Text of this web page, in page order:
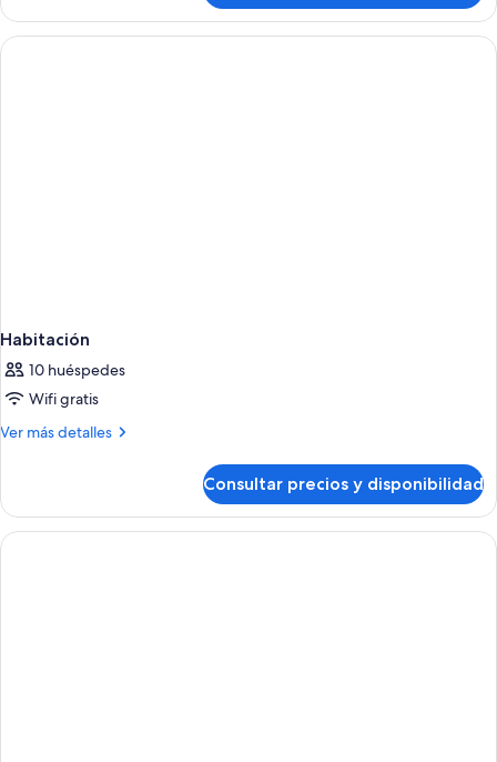
cuádruple
Habitación
10 huéspedes
Wifi gratis
Ver más detalles
Más
Consultar precios y disponibilidad